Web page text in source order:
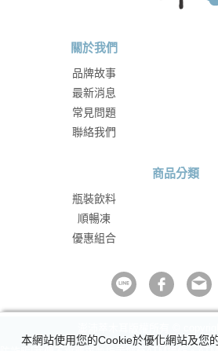
關於我們
品牌故事
最新消息
常見問題
聯絡我們
商品分類
瓶裝飲料
順暢凍
優惠組合
本網站使用您的Cookie於優化網站及您